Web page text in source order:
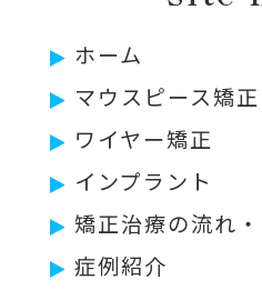
ホーム
マウスピース矯正
ワイヤー矯正
インプラント
矯正治療の流れ
症例紹介